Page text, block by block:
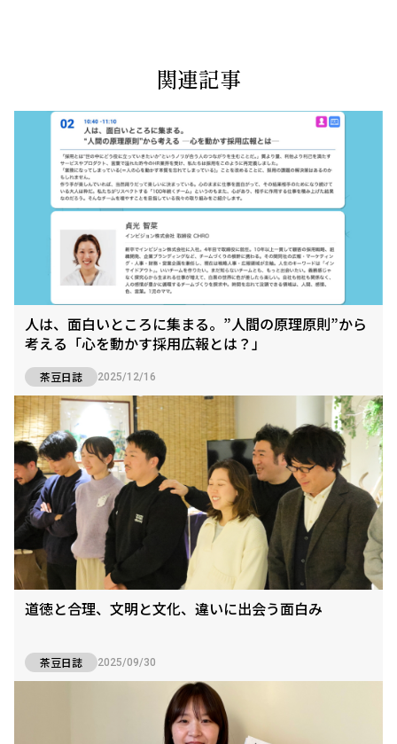
関連記事
人は、面白いところに集まる。”人間の原理原則”から
考える「心を動かす採用広報とは？」
茶豆日誌 2025/12/16
道徳と合理、文明と文化、違いに出会う面白み
茶豆日誌 2025/09/30